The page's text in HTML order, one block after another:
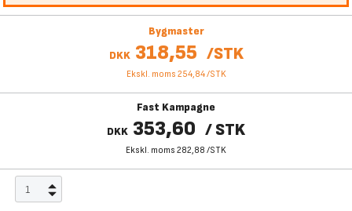
Bygmaster
DKK 318,55 /STK
Ekskl. moms 254,84/STK
Fast Kampagne
DKK 353,60 /STK
Ekskl. moms 282,88 /STK